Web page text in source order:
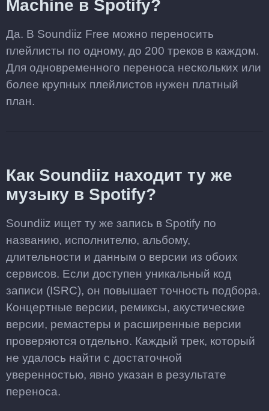
Machine в Spotify?
Да. В Soundiiz Free можно переносить
плейлисты по одному, до 200 треков в каждом.
Для одновременного переноса нескольких или
более крупных плейлистов нужен платный
план.
Как Soundiiz находит ту же
музыку в Spotify?
Soundiiz ищет ту же запись в Spotify по
названию, исполнителю, альбому,
длительности и данным о версии из обоих
сервисов. Если доступен уникальный код
записи (ISRC), он повышает точность подбора.
Концертные версии, ремиксы, акустические
версии, ремастеры и расширенные версии
проверяются отдельно. Каждый трек, который
не удалось найти с достаточной
уверенностью, явно указан в результате
переноса.